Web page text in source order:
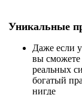
Уникальные
Даже если у
вы сможете
реальных
богатый
нигде